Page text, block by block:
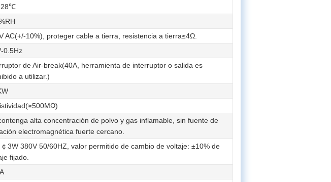
AC(+/-10%), proteger cable a tierra, resistencia a tierra≤4Ω.
0.5Hz
de Air-break(40A, herramienta de interruptor o salida es
a utilizar.)
alta concentración de polvo y gas inflamable, sin fuente de
electromagnética fuerte cercano.
3W 380V 50/60HZ, valor permitido de cambio de voltaje: ±10% de
fijado.